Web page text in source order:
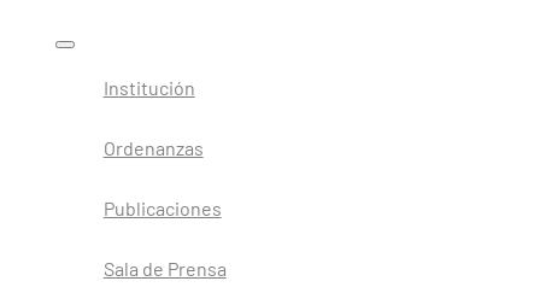
Institución
Ordenanzas
Publicaciones
Sala de Prensa